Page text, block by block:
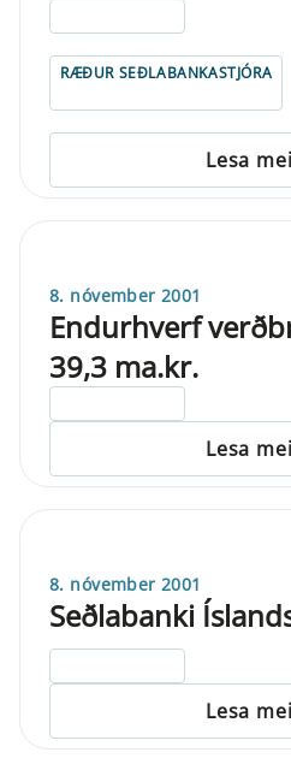
RÆÐUR SEÐLABANKASTJÓRA
Lesa
8. nóvember 2001
Endurhverf
39,3 ma.kr.
Lesa
8. nóvember 2001
Seðlabanki
Lesa